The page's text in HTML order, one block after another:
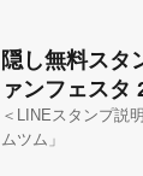
隠し無料スタ
ァンフェスタ
＜LINEスタンプ説
ムツム」